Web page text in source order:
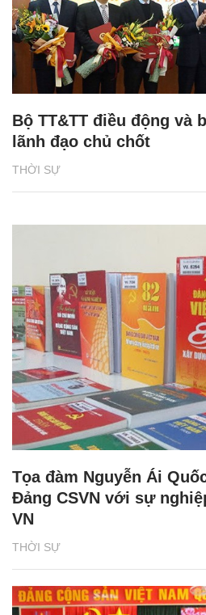
THỜI SỰ
Bộ TT&TT điều động và
lãnh đạo chủ chốt
THỜI SỰ
Tọa đàm Nguyễn Ái
Đảng CSVN với sự
VN